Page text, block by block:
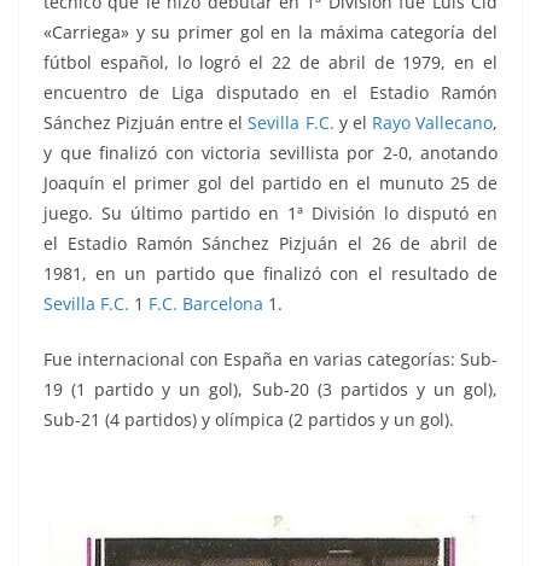
«Carriega» y su primer gol en la máxima categoría del
fútbol español, lo logró el 22 de abril de 1979, en el
encuentro de Liga disputado en el Estadio Ramón
Sánchez Pizjuán entre elSevilla F.C. y el Rayo Vallecano,
y que finalizó con victoria sevillista por 2-0, anotando
Joaquín el primer gol del partido en el munuto 25 de
juego. Su último partido en 1ª División lo disputó en
el Estadio Ramón Sánchez Pizjuán el 26 de abril de
1981, en un partido que finalizó con el resultado de
Sevilla F.C. 1 F.C. Barcelona 1.
Fue internacional con España en varias categorías: Sub-
19 (1 partido y un gol), Sub-20 (3 partidos y un gol),
Sub-21 (4 partidos) y olímpica (2 partidos y un gol).